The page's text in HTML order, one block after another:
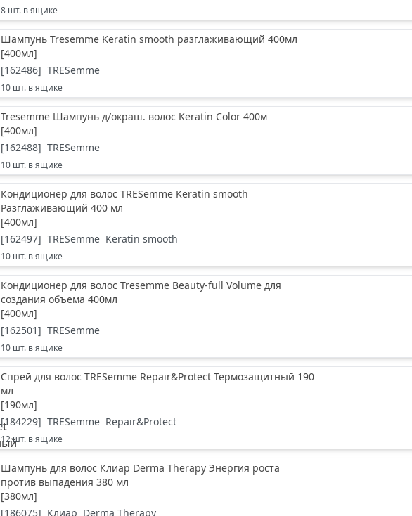
8 шт. в ящике
Шампунь Tresemme Keratin smooth разглаживающий 400мл
[400мл]
[162486] TRESemme
10 шт. в ящике
Tresemme Шампунь д/окраш. волос Keratin Color 400м
[400мл]
[162488] TRESemme
10 шт. в ящике
Кондиционер для волос TRESemme Keratin smooth
Разглаживающий 400 мл
[400мл]
[162497] TRESemme Keratin smooth
10 шт. в ящике
Кондиционер для волос Tresemme Beauty-full Volume для
создания объема 400мл
[400мл]
[162501] TRESemme
10 шт. в ящике
Спрей для волос TRESemme Repair&Protect Термозащитный 190
мл
[190мл]
[184229] TRESemme Repair&Protect
12шт. в ящике
Шампунь для волос Клиар Derma Therapy Энергия роста
против выпадения 380 мл
[380мл]
[186075] Клиар Derma Therapy